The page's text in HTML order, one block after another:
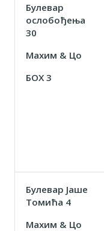
Булевар
ослобођења
30
Маxим & Цо
БОX 3
Булевар Јаше
Томића 4
Маxим & Цо